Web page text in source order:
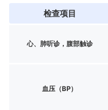
检查项目
心、肺听诊，腹部触诊
血压（BP）